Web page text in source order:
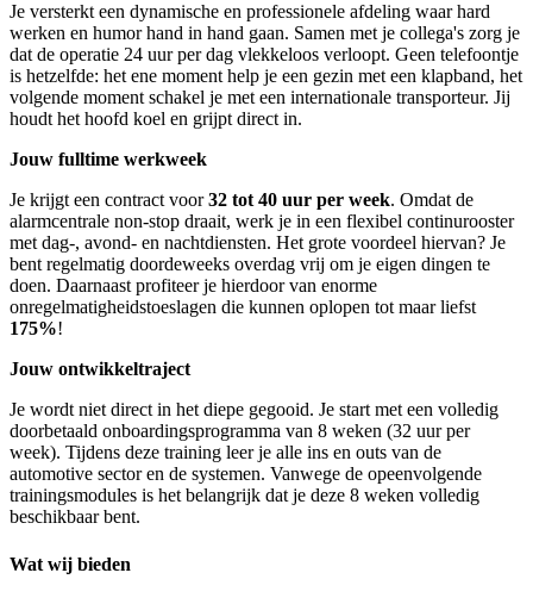
Je versterkt een dynamische en professionele afdeling waar hard
werken en humor hand in hand gaan. Samen met je collega's zorg je
dat de operatie 24 uur per dag vlekkeloos verloopt. Geen telefoontje
is hetzelfde: het ene moment help je een gezin met een klapband, het
volgende moment schakel je met een internationale transporteur. Jij
houdt het hoofd koel en grijpt direct in.
Jouw fulltime werkweek
Je krijgt een contract voor32 tot 40 uur per week. Omdat de
alarmcentrale non-stop draait, werk je in een flexibel continurooster
met dag-, avond- en nachtdiensten. Het grote voordeel hiervan? Je
bent regelmatig doordeweeks overdag vrij om je eigen dingen te
doen. Daarnaast profiteer je hierdoor van enorme
onregelmatigheidstoeslagen die kunnen oplopen tot maar liefst
175%!
Jouw ontwikkeltraject
Je wordt niet direct in het diepe gegooid. Je start met een volledig
doorbetaald onboardingsprogramma van 8 weken (32 uur per
week). Tijdens deze training leer je alle ins en outs van de
automotive sector en de systemen. Vanwege de opeenvolgende
trainingsmodules is het belangrijk dat je deze 8 weken volledig
beschikbaar bent.
Wat wij bieden